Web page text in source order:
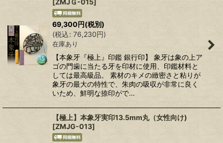
[ZMJＧ-015]
69,300円(税別)
(税込: 76,230円)
在庫あり
【本象牙『極上』印鑑 銀行印】 象牙は象の上ア
ゴの門歯に当たる牙を印材に使用、印鑑材料と
しては最高級品。 素材のキメの緻密さと粘りが
象牙の最大の特性で、朱肉の吸収が非常に良く
いため、鮮明な捺印がで…
【極上】本象牙実印13.5mm丸（女性向け)
[ZMJG-013]